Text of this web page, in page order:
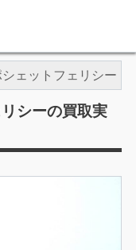
ェットフェリシー
シーの買取実